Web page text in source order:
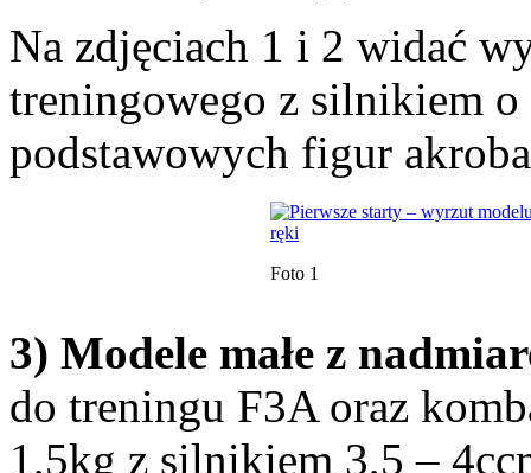
Na zdjęciach 1 i 2 widać
treningowego z silnikiem
podstawowych figur
Foto 1
3) Modele małe z
do treningu F3A oraz
1,5kg z silnikiem 3,5 –